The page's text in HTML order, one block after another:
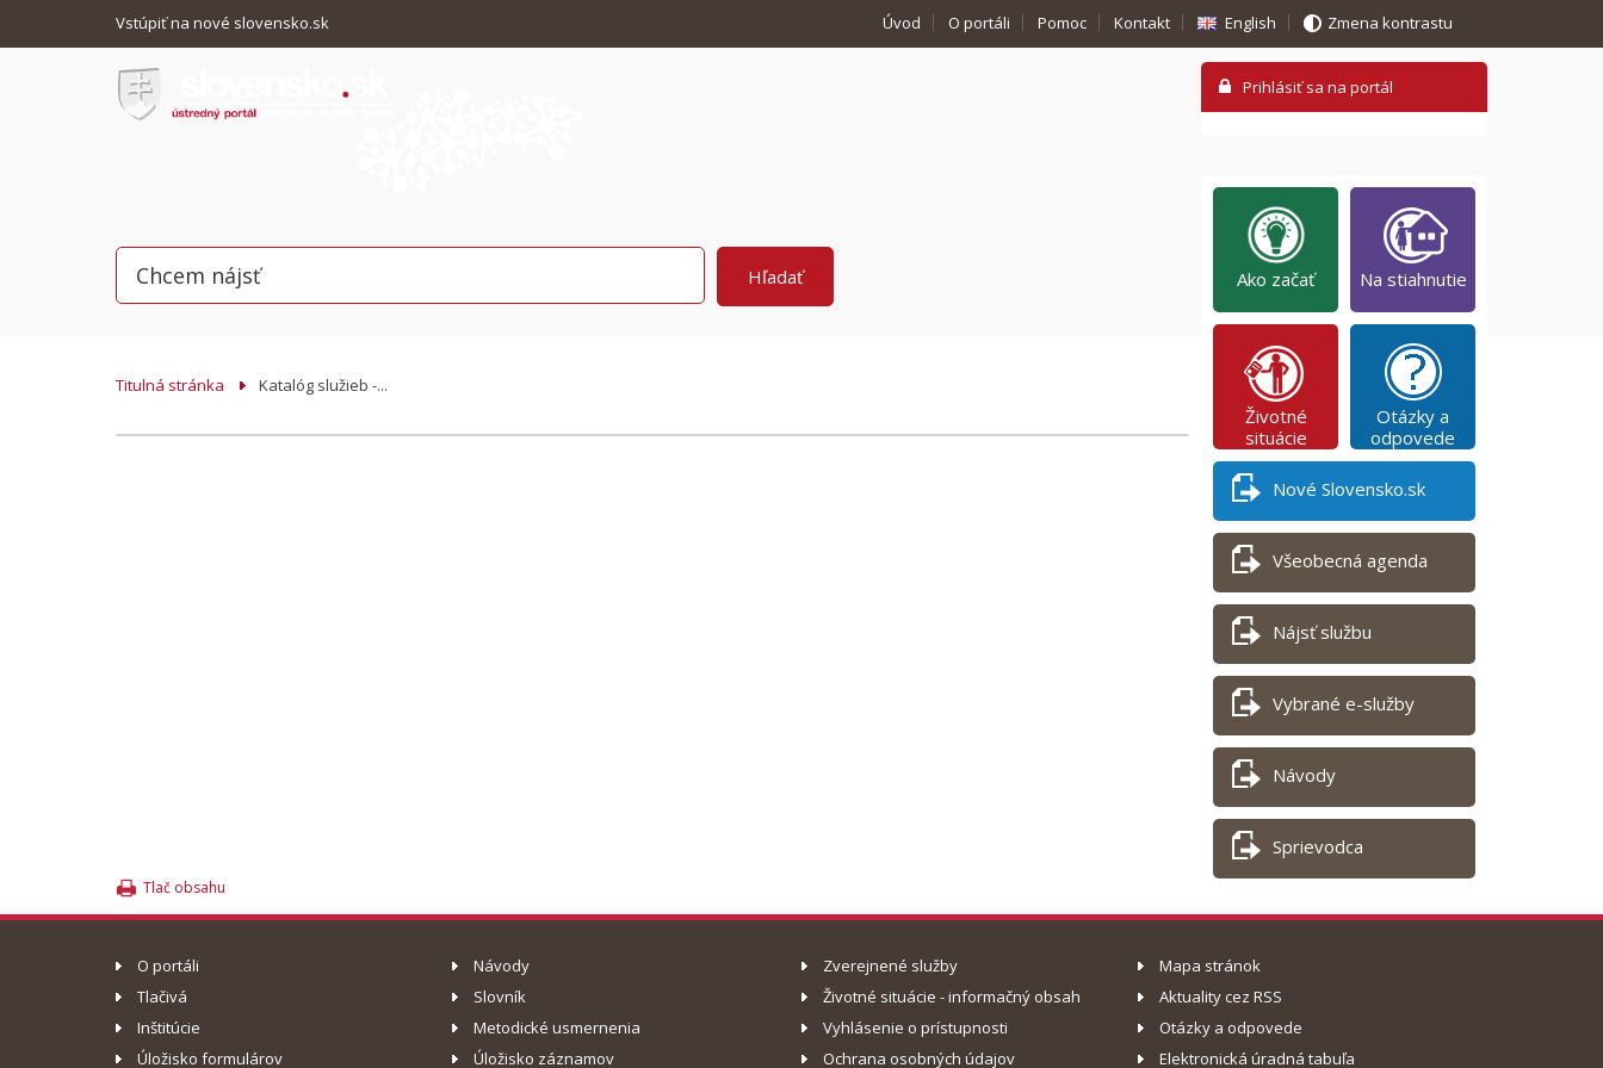
Vstúpiť na nové slovensko.sk Úvod O portáli Pomoc Kontakt English Zmena kontrastu
Titulná stránka Katalóg služieb -...
Ako začať Na stiahnutie
Životné
situácie
Otázky a
odpovede
Nové Slovensko.sk
Všeobecná agenda
Nájsť službu
Vybrané e-služby
Návody
Sprievodca
Tlač obsahu
O portáli
Návody
Tlačivá
Slovník
Inštitúcie
Metodické usmernenia
Úložisko formulárov
Úložisko záznamov
Zverejnené služby
Mapa stránok
Životné situácie - informačný obsah
Aktuality cez RSS
Vyhlásenie o prístupnosti
Otázky a odpovede
Ochrana osobných údajov
Elektronická úradná tabuľa